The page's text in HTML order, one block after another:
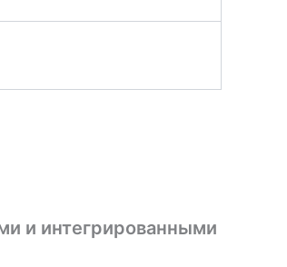
и интегрированными